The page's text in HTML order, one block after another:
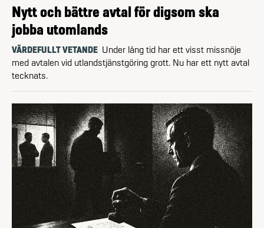
Nytt och bättre avtal för digsom ska
jobba utomlands
VÄRDEFULLT VETANDE Under lång tid har ett visst missnöje
med avtalen vid utlandstjänstgöring grott. Nu har ett nytt avtal
tecknats.